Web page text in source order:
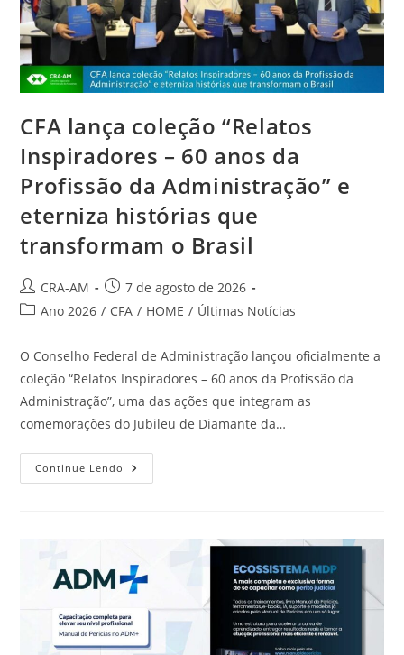
CFA lança coleção “Relatos
Inspiradores – 60 anos da
Profissão da Administração” e
eterniza histórias que
transformam o Brasil
CRA-AM
7 de agosto de 2026
Ano 2026 / CFA / HOME / Últimas Notícias
O Conselho Federal de Administração lançou oficialmente a
coleção “Relatos Inspiradores – 60 anos da Profissão da
Administração”, uma das ações que integram as
comemorações do Jubileu de Diamante da…
Continue Lendo